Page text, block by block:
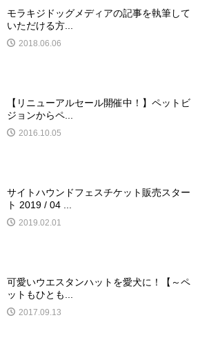
モラキジドッグメディアの記事を執筆して
いただける方...
2018.06.06
【リニューアルセール開催中！】ペットビ
ジョンからペ...
2016.10.05
サイトハウンドフェスチケット販売スター
ト 2019 / 04 ...
2019.02.01
可愛いウエスタンハットを愛犬に！【～ペ
ットもひとも...
2017.09.13